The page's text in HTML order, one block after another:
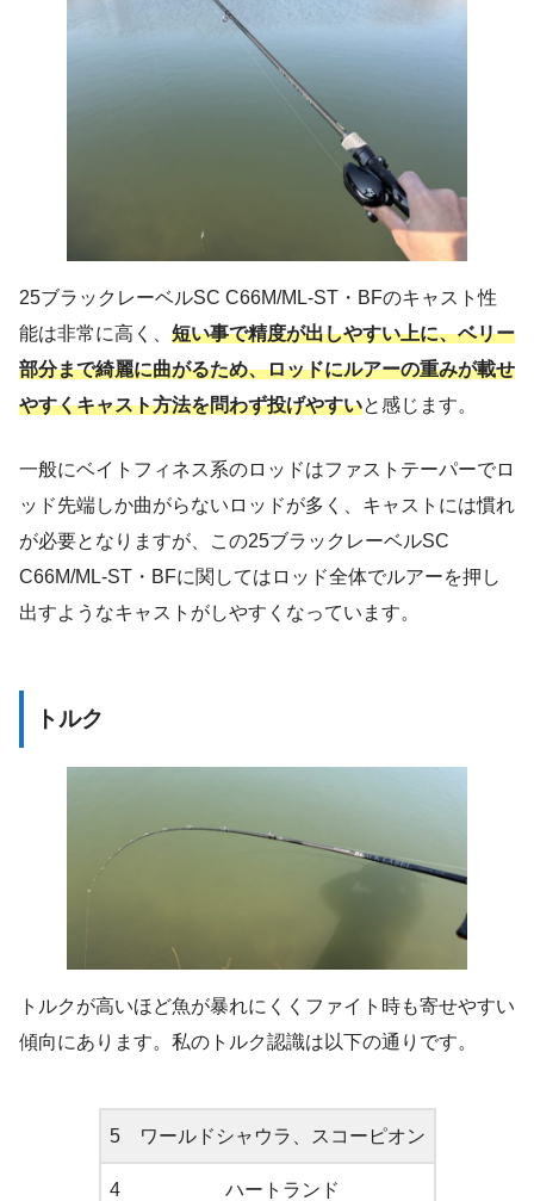
25ブラックレーベルSC C66M/ML-ST・BFのキャスト性
能は非常に高く、 短い事で精度が出しやすい上に、ベリー
部分まで綺麗に曲がるため、ロッドにルアーの重みが載せ
やすくキャスト方法を問わず投げやすいと感じます。
一般にベイトフィネス系のロッドはファストテーパーでロ
ッド先端しか曲がらないロッドが多く、キャストには慣れ
が必要となりますが、この25ブラックレーベルSC
C66M/ML-ST・BFに関してはロッド全体でルアーを押し
出すようなキャストがしやすくなっています。
トルク
トルクが高いほど魚が暴れにくくファイト時も寄せやすい
傾向にあります。私のトルク認識は以下の通りです。
5 ワールドシャウラ、スコーピオン
4 ハートランド